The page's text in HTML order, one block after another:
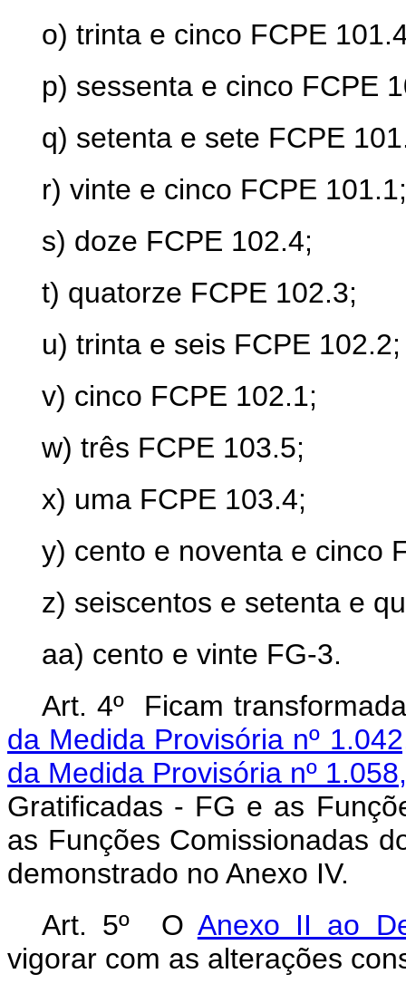
o) trinta e cinco FCPE
p) sessenta e cinco FCPE
q) setenta e sete FCPE
r) vinte e cinco FCPE 101.1;
s) doze FCPE 102.4;
t) quatorze FCPE 102.3;
u) trinta e seis FCPE 102.2;
v) cinco FCPE 102.1;
w) três FCPE 103.5;
x) uma FCPE 103.4;
y) cento e noventa e cinco
z) seiscentos e setenta e
aa) cento e vinte FG-3.
Art. 4º Ficam
da Medida Provisória nº
da Medida Provisória nº
Gratificadas - FG e as
as Funções Comissionadas
demonstrado no Anexo IV.
Art. 5º O Anexo II ao
vigorar com as alterações